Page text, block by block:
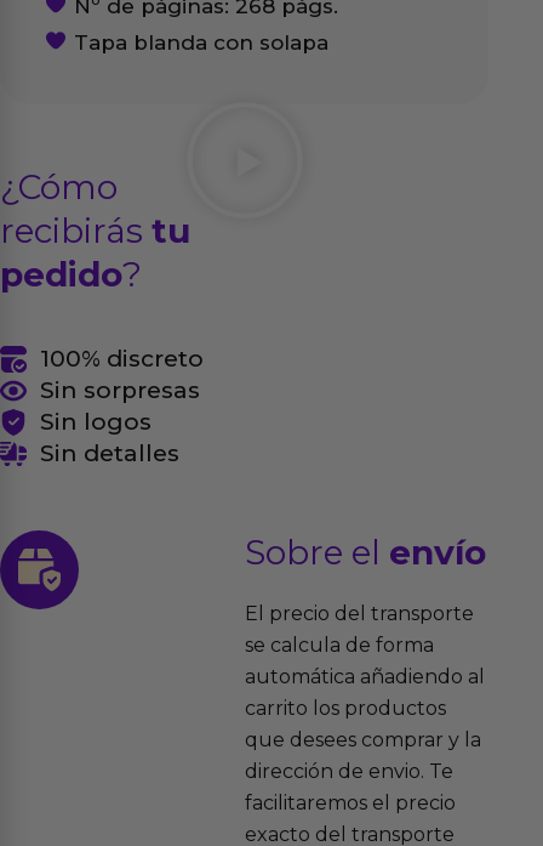
Nº de páginas: 268 págs.
Tapa blanda con solapa
¿Cómo
recibirás tu
pedido?
100% discreto
Sin sorpresas
Sin logos
Sin detalles
Sobre el envío
El precio del transporte
se calcula de forma
automática añadiendo al
carrito los productos
que desees comprar y la
dirección de envio. Te
facilitaremos el precio
exacto del transporte